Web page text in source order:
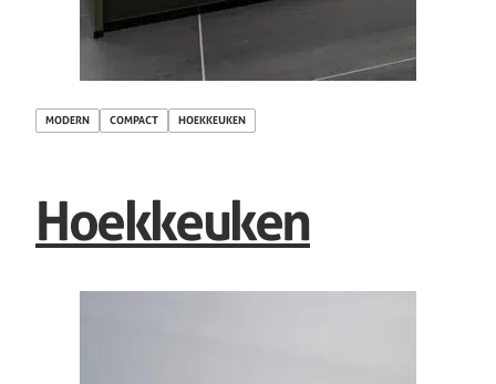
MODERN COMPACT HOEKKEUKEN
Hoekkeuken